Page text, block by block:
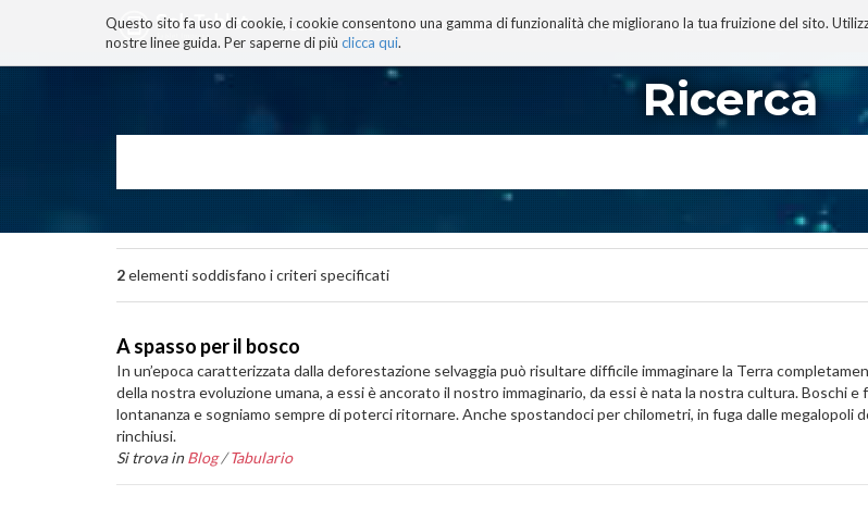
Questo sito fa uso di cookie, i cookie consentono una gamma di funzionalità che migliorano la tua fruizione del sito.
nostre linee guida. Per saperne di più clicca qui.
BLOG TECNOCONSAPEVOLEZZA TECNOBIBLIOGRAFIA I MIEI LIBRI PROGETTO
navigazione
Ricerca
2elementi soddisfano i criteri specificati
A spasso per il bosco
In un’epoca caratterizzata dalla deforestazione selvaggia può risultare difficile immaginare la Terra
della nostra evoluzione umana, a essi è ancorato il nostro immaginario, da essi è nata la nostra cultura. Boschi
lontananza e sogniamo sempre di poterci ritornare. Anche spostandoci per chilometri, in fuga dalle
rinchiusi.
Si trova in Blog /Tabulario